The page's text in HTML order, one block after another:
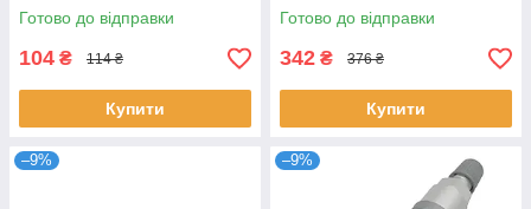
Готово до відправки
104 ₴ 114 ₴
Купити
Готово до відправки
342 ₴ 376 ₴
Купити
–9% –9%